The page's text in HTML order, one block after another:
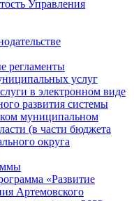
Управления
регламенты
услуг
в электронном виде
развития системы
муниципальном
(в части бюджета
округа
«Развитие
Артемовского